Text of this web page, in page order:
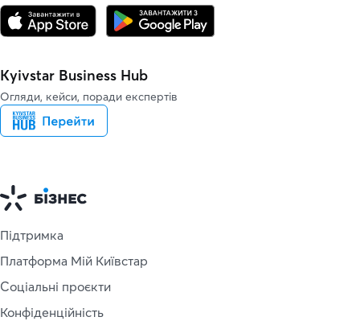
Kyivstar Business Hub
Огляди, кейси, поради експертів
Підтримка
Платформа Мій Київстар
Соціальні проєкти
Конфіденційність